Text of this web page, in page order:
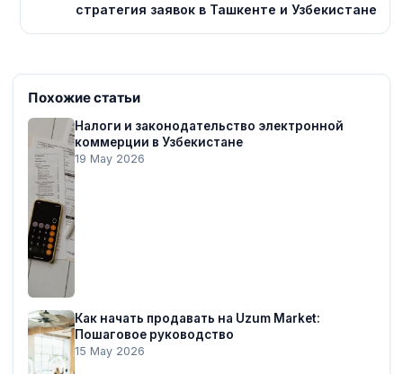
стратегия заявок в Ташкенте и Узбекистане
Похожие статьи
Налоги и законодательство электронной
коммерции в Узбекистане
19 May 2026
Как начать продавать на Uzum Market:
Пошаговое руководство
15 May 2026